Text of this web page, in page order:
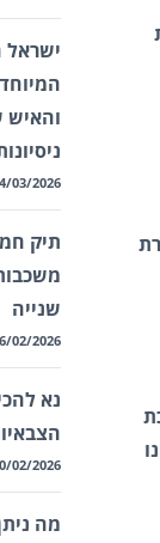
והאיש
03/2026
תיק
שנייה
02/2026
נא
02/2026
מה